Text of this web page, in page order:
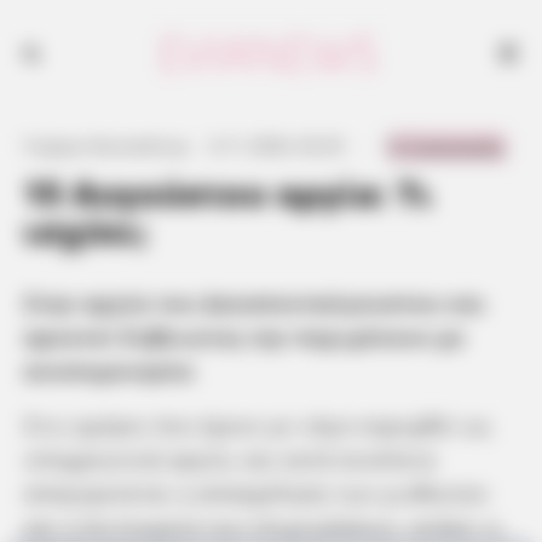
15 Αυγούστου αργία: Τι
ισχύει;
Στην αργία του Δεκαπενταύγουστου και
και η λειτουργία των επιχειρήσεων, ανήκει η